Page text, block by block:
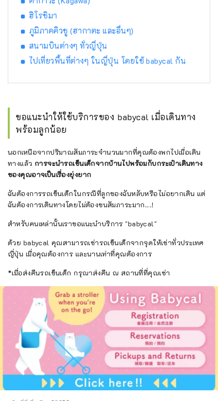
ฮิโรชิมา
ภูมิภาคคิวชู (ฮากาตะ และอื่นๆ)
สนามบินต่างๆ ทั่วญี่ปุ่น
ไปเที่ยวพื้นที่ต่างๆ ในญี่ปุ่น โดยใช้ babycal กัน
ขอแนะนำให้ใช้บริการของ babycal เมื่อเดินทาง
พร้อมลูกน้อย
นอกเหนือจากปริมาณสัมภาระจำนวนมากที่คุณต้องพกไปเมื่อเดิน
ทางแล้ว การจะนำรถเข็นเด็กจากบ้านไปพร้อมกับกระเป๋าเดินทาง
ของคุณอาจเป็นเรื่องยุ่งยาก
ฉันต้องการรถเข็นเด็กในกรณีที่ลูกของฉันหลับหรือไม่อยากเดิน แต่
ฉันต้องการเดินทางโดยไม่ต้องขนสัมภาระมาก...!
สำหรับคนเหล่านั้นเราขอแนะนำบริการ "babycal"
ด้วย babycal คุณสามารถเช่ารถเข็นเด็กจากจุดให้เช่าทั่วประเทศ
ญี่ปุ่น เมื่อคุณต้องการ และนานเท่าที่คุณต้องการ
*เมื่อส่งคืนรถเข็นเด็ก กรุณาส่งคืน ณ สถานที่ที่คุณเช่า